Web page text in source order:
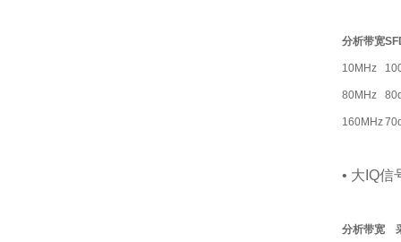
分析带宽
10MHz
80MHz
160MHz
• 大IQ信
分析带宽